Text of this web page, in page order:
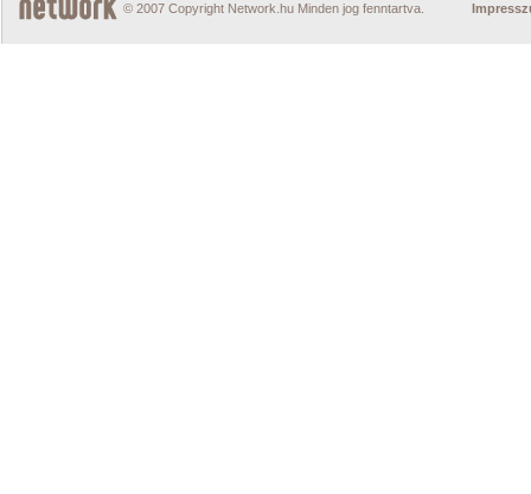
© 2007 Copyright Network.hu Minden jog fenntartva.